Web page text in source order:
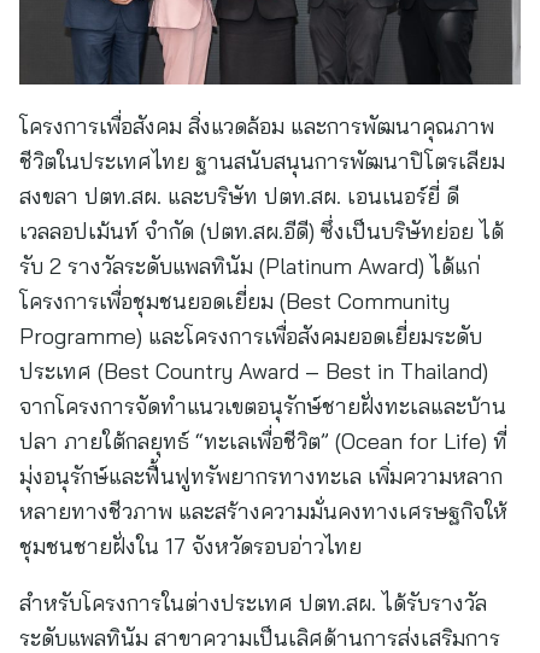
โครงการเพื่อสังคม สิ่งแวดล้อม และการพัฒนาคุณภาพ
ชีวิตในประเทศไทย ฐานสนับสนุนการพัฒนาปิโตรเลียม
สงขลา ปตท.สผ. และบริษัท ปตท.สผ. เอนเนอร์ยี่ ดี
เวลลอปเม้นท์ จำกัด (ปตท.สผ.อีดี) ซึ่งเป็นบริษัทย่อย ได้
รับ 2 รางวัลระดับแพลทินัม (Platinum Award) ได้แก่
โครงการเพื่อชุมชนยอดเยี่ยม (Best Community
Programme) และโครงการเพื่อสังคมยอดเยี่ยมระดับ
ประเทศ (Best Country Award – Best in Thailand)
จากโครงการจัดทำแนวเขตอนุรักษ์ชายฝั่งทะเลและบ้าน
ปลา ภายใต้กลยุทธ์ “ทะเลเพื่อชีวิต” (Ocean for Life) ที่
มุ่งอนุรักษ์และฟื้นฟูทรัพยากรทางทะเล เพิ่มความหลาก
หลายทางชีวภาพ และสร้างความมั่นคงทางเศรษฐกิจให้
ชุมชนชายฝั่งใน 17 จังหวัดรอบอ่าวไทย
สำหรับโครงการในต่างประเทศ ปตท.สผ. ได้รับรางวัล
ระดับแพลทินัม สาขาความเป็นเลิศด้านการส่งเสริมการ